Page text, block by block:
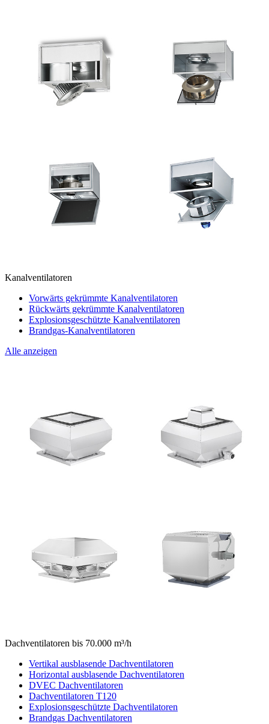
Kanalventilatoren
Vorwärts gekrümmte Kanalventilatoren
Rückwärts gekrümmte Kanalventilatoren
Explosionsgeschützte Kanalventilatoren
Brandgas-Kanalventilatoren
Alle anzeigen
Dachventilatoren bis 70.000 m³/h
Vertikal ausblasende Dachventilatoren
Horizontal ausblasende Dachventilatoren
DVEC Dachventilatoren
Dachventilatoren T120
Explosionsgeschützte Dachventilatoren
Brandgas Dachventilatoren